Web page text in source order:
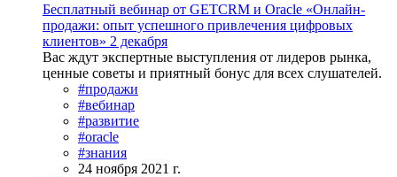
Бесплатный вебинар от GETCRM и Oracle «Онлайн-
продажи: опыт успешного привлечения цифровых
клиентов» 2 декабря
Вас ждут экспертные выступления от лидеров рынка,
ценные советы и приятный бонус для всех слушателей.
#продажи
#вебинар
#развитие
#oracle
#знания
24 ноября 2021 г.